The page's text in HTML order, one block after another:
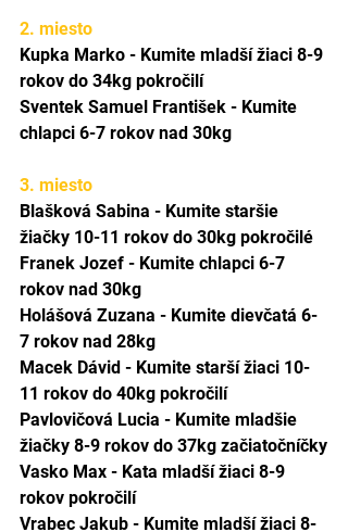
2. miesto
Kupka Marko - Kumite mladší žiaci 8-9
rokov do 34kg pokročilí
Sventek Samuel František - Kumite
chlapci 6-7 rokov nad 30kg
3. miesto
Blašková Sabina - Kumite staršie
žiačky 10-11 rokov do 30kg pokročilé
Franek Jozef - Kumite chlapci 6-7
rokov nad 30kg
Holášová Zuzana - Kumite dievčatá 6-
7 rokov nad 28kg
Macek Dávid - Kumite starší žiaci 10-
11 rokov do 40kg pokročilí
Pavlovičová Lucia - Kumite mladšie
žiačky 8-9 rokov do 37kg začiatočníčky
Vasko Max - Kata mladší žiaci 8-9
rokov pokročilí
Vrabec Jakub - Kumite mladší žiaci 8-